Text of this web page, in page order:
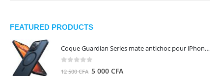
FEATURED PRODUCTS
Coque Guardian Series mate antichoc pour iPhone 15 Pro Max avec Magsafe Noir - Torras
12 500CFA Le
5 000 CFA